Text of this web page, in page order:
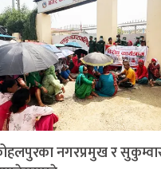
नगरप्रमुख र